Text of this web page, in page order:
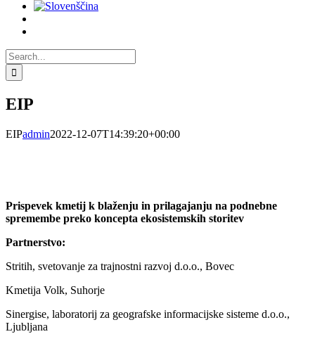
Search
for:
EIP
EIPadmin2022-12-07T14:39:20+00:00
Prispevek kmetij k blaženju in prilagajanju na podnebne
spremembe preko koncepta ekosistemskih storitev
Partnerstvo:
Stritih, svetovanje za trajnostni razvoj d.o.o., Bovec
Kmetija Volk, Suhorje
Sinergise, laboratorij za geografske informacijske sisteme d.o.o.,
Ljubljana